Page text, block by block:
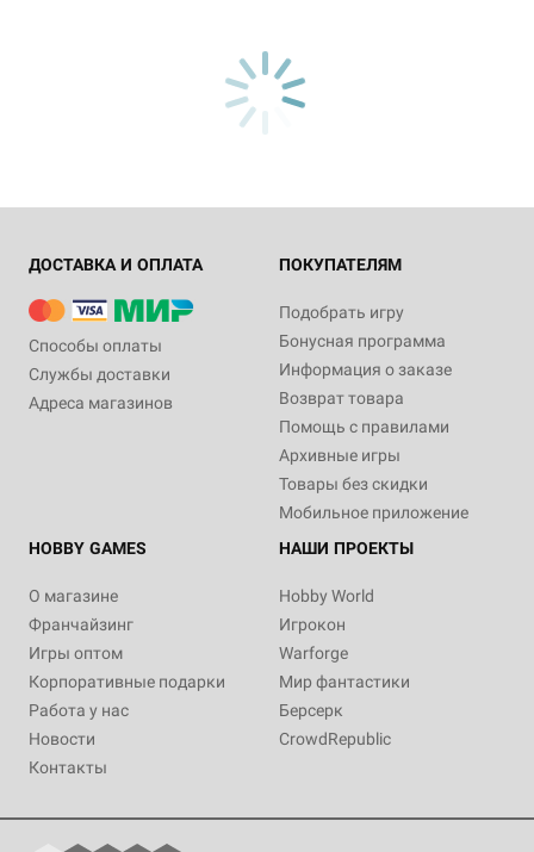
ДОСТАВКА И ОПЛАТА
Способы оплаты
Службы доставки
Адреса магазинов
ПОКУПАТЕЛЯМ
Подобрать игру
Бонусная программа
Информация о заказе
Возврат товара
Помощь с правилами
Архивные игры
Товары без скидки
Мобильное приложение
HOBBY GAMES
О магазине
Франчайзинг
Игры оптом
Корпоративные подарки
Работа у нас
Новости
Контакты
НАШИ ПРОЕКТЫ
Hobby World
Игрокон
Warforge
Мир фантастики
Берсерк
CrowdRepublic